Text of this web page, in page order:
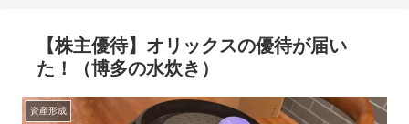
【株主優待】オリックスの優待が届い
た！（博多の水炊き）
資産形成